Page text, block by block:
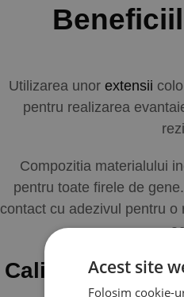
Utilizarea unor extensii
pentru realizarea
Compozitia materialului
pentru toate firele de
contact cu adezivul pentru
CalitateaAcest site
Folosim cookie-